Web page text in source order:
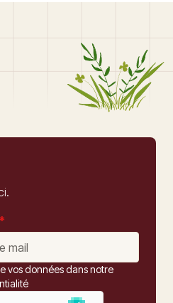
*
vos données dans notre